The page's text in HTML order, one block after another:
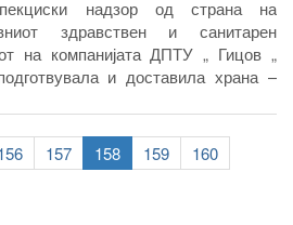
надзор од страна на
здравствен и санитарен
на компанијата ДПТУ „ Гицов „
и доставила храна –
лица.
Page
157
Current
page
158 Page
159 Page
160